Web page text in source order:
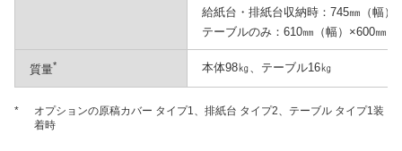
給紙台・排紙台収納時：745㎜（幅）
テーブルのみ：610㎜（幅）×600㎜
質量* 本体98㎏、テーブル16㎏
*
オプションの原稿カバー タイプ1、排紙台 タイプ2、テーブル タイプ1装
着時